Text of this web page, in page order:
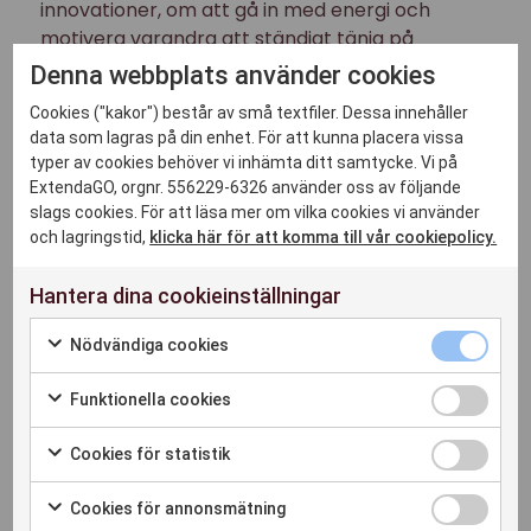
innovationer, om att gå in med energi och
motivera varandra att ständigt tänja på
gränserna.
Kunskap
framgång är alltid vårt främsta mål. Vi är stolta
över kvaliteten på våra produkter och
tjänsterna i vårt omfattande partnernätverk.
Mod
Denna webbplats använder cookies
Cookies ("kakor") består av små textfiler. Dessa innehåller
data som lagras på din enhet. För att kunna placera vissa
typer av cookies behöver vi inhämta ditt samtycke. Vi på
ExtendaGO, orgnr. 556229-6326 använder oss av följande
slags cookies. För att läsa mer om vilka cookies vi använder
och lagringstid, klicka här för att komma till vår cookiepolicy.
Hantera dina cookieinställningar
Nödvändiga cookies
Funktionella cookies
Cookies för statistik
Cookies för annonsmätning